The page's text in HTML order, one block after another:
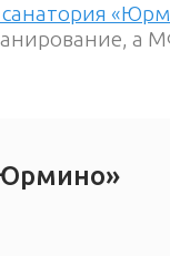
санатория
а